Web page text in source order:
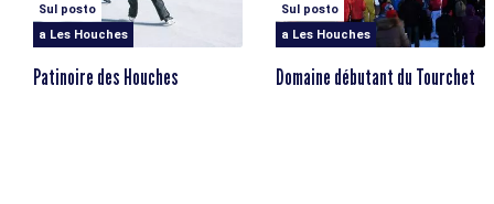
Sul posto
a Les Houches
Patinoire des Houches
Sul posto
a Les Houches
Domaine débutant du Tourchet